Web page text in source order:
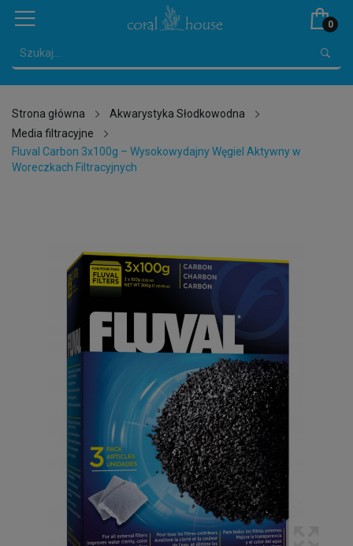
0
Strona główna
Akwarystyka Słodkowodna
Media filtracyjne
Fluval Carbon 3x100g – Wysokowydajny Węgiel Aktywny w
Woreczkach Filtracyjnych